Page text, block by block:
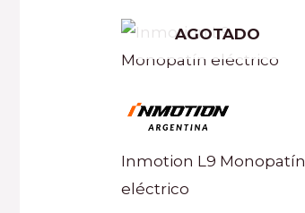
AGOTADO
Inmotion L9 Monopatín
eléctrico